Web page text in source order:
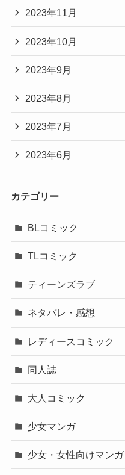
2023年11月
2023年10月
2023年9月
2023年8月
2023年7月
2023年6月
カテゴリー
BLコミック
TLコミック
ティーンズラブ
ネタバレ・感想
レディースコミック
同人誌
大人コミック
少女マンガ
少女・女性向けマンガ